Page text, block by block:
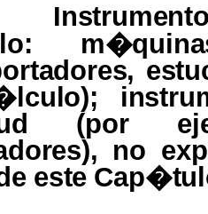
(por
no
este